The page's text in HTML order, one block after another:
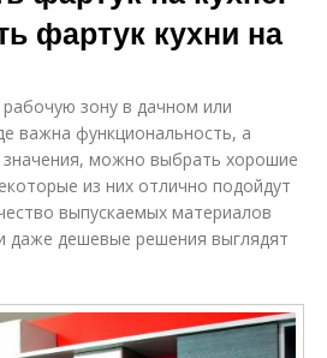
фартук кухни на
зону в дачном или
важна функциональность, а
можно выбрать хорошие
из них отлично подойдут
выпускаемых материалов
даже дешевые решения выглядят